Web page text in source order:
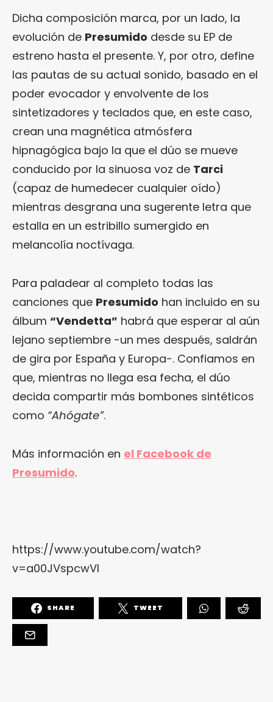
Dicha composición marca, por un lado, la
evolución de Presumido desde su EP de
estreno hasta el presente. Y, por otro, define
las pautas de su actual sonido, basado en el
poder evocador y envolvente de los
sintetizadores y teclados que, en este caso,
crean una magnética atmósfera
hipnagógica bajo la que el dúo se mueve
conducido por la sinuosa voz de Tarci
(capaz de humedecer cualquier oído)
mientras desgrana una sugerente letra que
estalla en un estribillo sumergido en
melancolía noctívaga.
Para paladear al completo todas las
canciones que Presumido han incluido en su
álbum “Vendetta” habrá que esperar al aún
lejano septiembre -un mes después, saldrán
de gira por España y Europa-. Confiamos en
que, mientras no llega esa fecha, el dúo
decida compartir más bombones sintéticos
como “Ahógate”.
Más información en el Facebook de
Presumido.
https://www.youtube.com/watch?
v=a00JVspcwVI
SHARE TWEET